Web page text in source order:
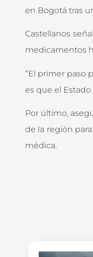
en Bogotá tras
Castellanos
medicamentos
“El primer paso
es que el
Por último,
de la región
médica.